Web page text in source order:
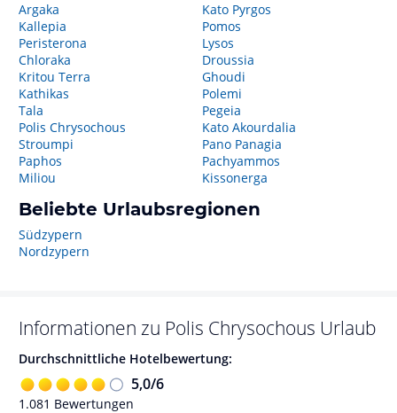
Argaka
Kallepia
Peristerona
Chloraka
Kritou Terra
Kathikas
Tala
Polis Chrysochous
Stroumpi
Paphos
Miliou
Kato Pyrgos
Pomos
Lysos
Droussia
Ghoudi
Polemi
Pegeia
Kato Akourdalia
Pano Panagia
Pachyammos
Kissonerga
Beliebte Urlaubsregionen
Südzypern
Nordzypern
Informationen zu Polis Chrysochous Urlaub
Durchschnittliche Hotelbewertung:
5,0/6
1.081 Bewertungen